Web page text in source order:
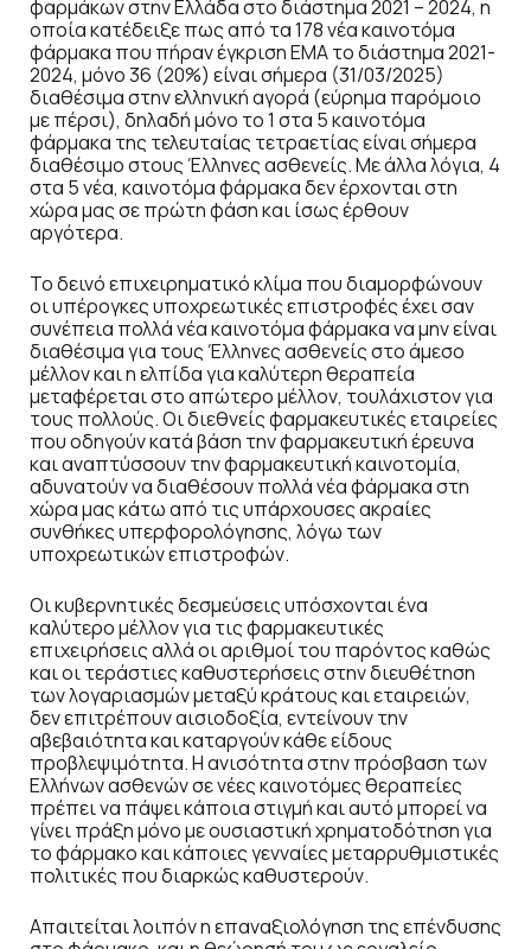
φαρμάκων στην Ελλάδα στο διάστημα 2021 – 2024, η
οποία κατέδειξε πως από τα 178 νέα καινοτόμα
φάρμακα που πήραν έγκριση ΕΜΑ το διάστημα 2021-
2024, μόνο 36 (20%) είναι σήμερα (31/03/2025)
διαθέσιμα στην ελληνική αγορά (εύρημα παρόμοιο
με πέρσι), δηλαδή μόνο το 1 στα 5 καινοτόμα
φάρμακα της τελευταίας τετραετίας είναι σήμερα
διαθέσιμο στους Έλληνες ασθενείς. Με άλλα λόγια, 4
στα 5 νέα, καινοτόμα φάρμακα δεν έρχονται στη
χώρα μας σε πρώτη φάση και ίσως έρθουν
αργότερα.
Το δεινό επιχειρηματικό κλίμα που διαμορφώνουν
οι υπέρογκες υποχρεωτικές επιστροφές έχει σαν
συνέπεια πολλά νέα καινοτόμα φάρμακα να μην είναι
διαθέσιμα για τους Έλληνες ασθενείς στο άμεσο
μέλλον και η ελπίδα για καλύτερη θεραπεία
μεταφέρεται στο απώτερο μέλλον, τουλάχιστον για
τους πολλούς. Οι διεθνείς φαρμακευτικές εταιρείες
που οδηγούν κατά βάση την φαρμακευτική έρευνα
και αναπτύσσουν την φαρμακευτική καινοτομία,
αδυνατούν να διαθέσουν πολλά νέα φάρμακα στη
χώρα μας κάτω από τις υπάρχουσες ακραίες
συνθήκες υπερφορολόγησης, λόγω των
υποχρεωτικών επιστροφών.
Οι κυβερνητικές δεσμεύσεις υπόσχονται ένα
καλύτερο μέλλον για τις φαρμακευτικές
επιχειρήσεις αλλά οι αριθμοί του παρόντος καθώς
και οι τεράστιες καθυστερήσεις στην διευθέτηση
των λογαριασμών μεταξύ κράτους και εταιρειών,
δεν επιτρέπουν αισιοδοξία, εντείνουν την
αβεβαιότητα και καταργούν κάθε είδους
προβλεψιμότητα. Η ανισότητα στην πρόσβαση των
Ελλήνων ασθενών σε νέες καινοτόμες θεραπείες
πρέπει να πάψει κάποια στιγμή και αυτό μπορεί να
γίνει πράξη μόνο με ουσιαστική χρηματοδότηση για
το φάρμακο και κάποιες γενναίες μεταρρυθμιστικές
πολιτικές που διαρκώς καθυστερούν.
Απαιτείται λοιπόν η επαναξιολόγηση της επένδυσης